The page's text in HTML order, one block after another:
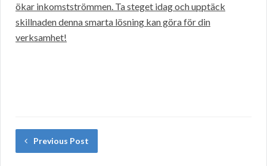
ökar inkomstströmmen. Ta steget idag och upptäck
skillnaden denna smarta lösning kan göra för din
verksamhet!
Previous Post